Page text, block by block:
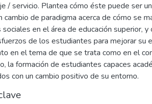
/ servicio. Plantea cómo éste puede ser
cambio de paradigma acerca de cómo se
en el área de educación superior,
de los estudiantes para mejorar su
en el tema de que se trata como en el
la formación de estudiantes capaces
con un cambio positivo de su entorno.